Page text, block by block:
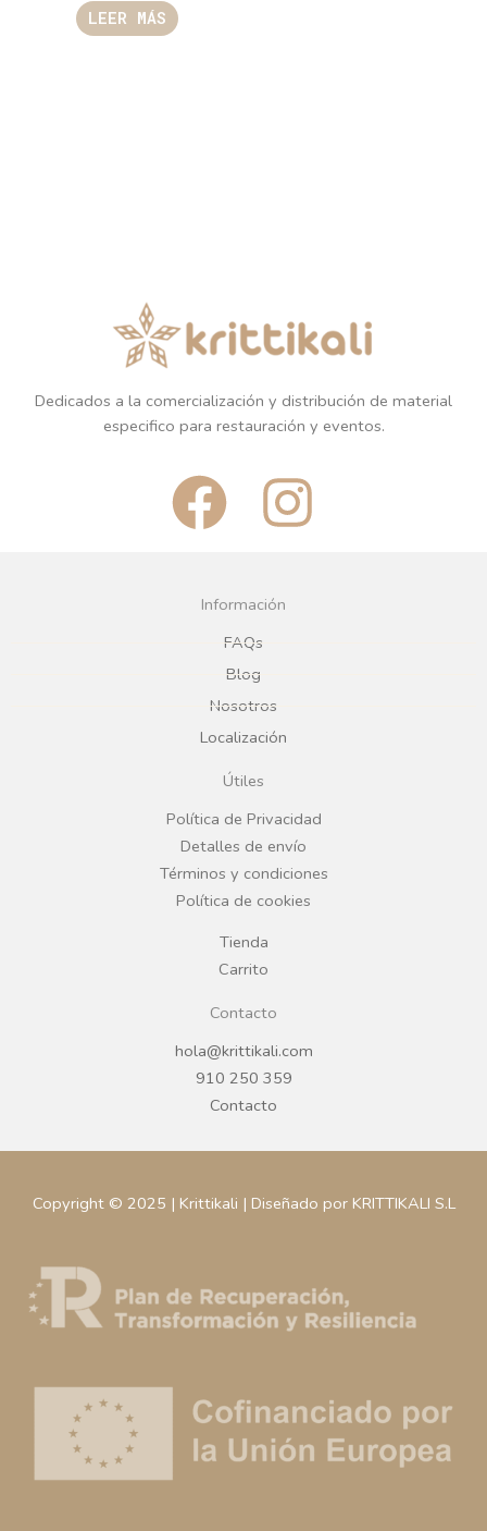
LEER MÁS
Dedicados a la comercialización y distribución de material
especifico para restauración y eventos.
F
a
c
e
b
o
o
k
I
n
g
r
a
Información
FAQs
Blog
Nosotros
Localización
Útiles
Política de Privacidad
Detalles de envío
Términos y condiciones
Política de cookies
Tienda
Carrito
Contacto
hola@krittikali.com
910 250 359
Contacto
Copyright © 2025 | Krittikali | Diseñado por KRITTIKALI S.L